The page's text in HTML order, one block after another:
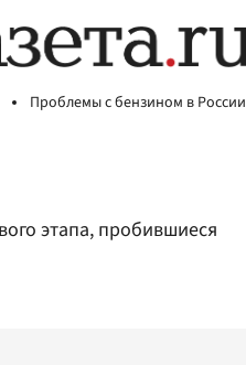
Проблемы с бензином в России
этапа, пробившиеся